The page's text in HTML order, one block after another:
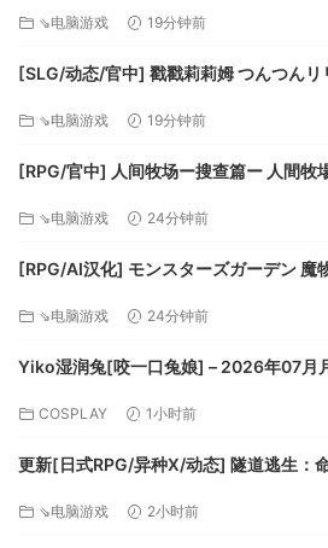
⇘电脑游戏 19分钟前
[SLG/动态/官中] 戳戳莉莉姆 つんつん
⇘电脑游戏 19分钟前
[RPG/官中] 人间牧场ー搜查篇ー 人間牧場～実習編～ Human
⇘电脑游戏 24分钟前
[RPG/AI汉化] モンスターズガーデン 魔
⇘电脑游戏 24分钟前
Yiko湿润兔[咬一口兔娘] – 2026年07月
COSPLAY 1小时前
更新[日式RPG/异种X/动态] 隧道逃生：
度]
⇘电脑游戏 2小时前